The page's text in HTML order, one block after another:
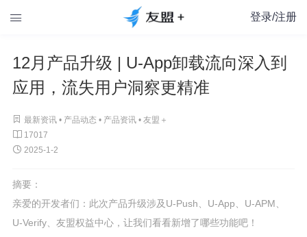
 登录/注册
12月产品升级 | U-App卸载流向深入到
应用，流失用户洞察更精准
 最新资讯 • 产品动态 • 产品资讯• 友盟＋

17017
 2025-1-2
摘要：
亲爱的开发者们：此次产品升级涉及U-Push、U-App、U-APM、
U-Verify、友盟权益中心，让我们看看新增了哪些功能吧！